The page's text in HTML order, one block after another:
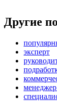
Другие
эксперт